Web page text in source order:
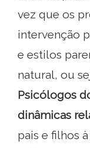
vez que os
intervenção
e estilos
natural, ou
Psicólogos
dinâmicas
pais e filhos